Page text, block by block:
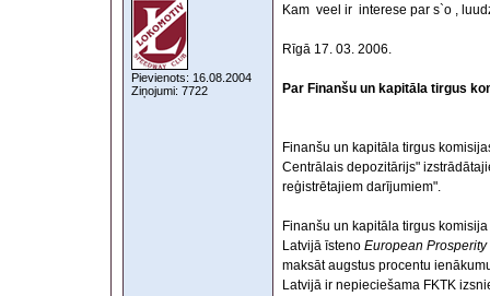
Pievienots: 16.08.2004
Ziņojumi: 7722
Kam veel ir interese par s`o ,
Rīgā 17. 03. 2006.
Par Finanšu un kapitāla tirgus
Finanšu un kapitāla tirgus
Centrālais depozitārijs"
reģistrētajiem darījumiem".
Finanšu un kapitāla tirgus
Latvijā īsteno European
maksāt augstus procentu
Latvijā ir nepieciešama FKTK